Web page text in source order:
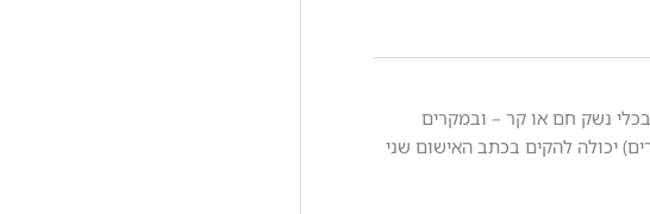
נשק חם או קר – ובמקרים
יכולה להקים בכתב האישום שני